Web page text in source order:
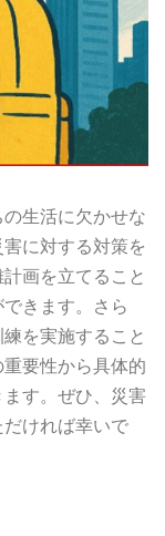
生活に欠かせな
に対する対策を
画を立てること
きます。さら
を実施すること
要性から具体的
す。ぜひ、災害
ければ幸いで